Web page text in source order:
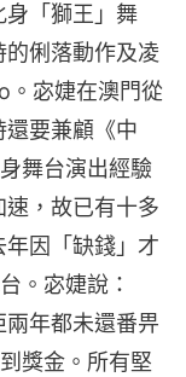
身「獅王」舞
俐落動作及凌
。宓婕在澳門從
要兼顧《中
舞台演出經驗
，故已有十多
因「缺錢」才
。宓婕說：
兩年都未還番畀
獎金。所有堅